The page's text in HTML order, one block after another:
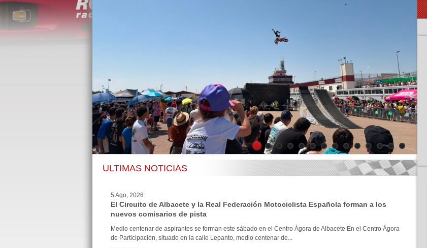
1 2 3 4 5 6 7 8 9 10 11 12 13 14
ULTIMAS NOTICIAS
5 Ago, 2026
El Circuito de Albacete y la Real Federación Motociclista Española forman a los
nuevos comisarios de pista
Medio centenar de aspirantes se forman este sábado en el Centro Ágora de Albacete En el Centro Ágora
de Participación, situado en la calle Lepanto, medio centenar de...